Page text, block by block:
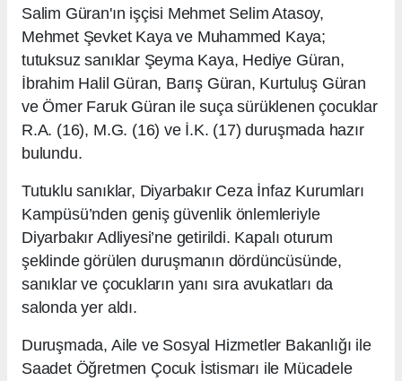
Salim Güran'ın işçisi Mehmet Selim Atasoy,
Mehmet Şevket Kaya ve Muhammed Kaya;
tutuksuz sanıklar Şeyma Kaya, Hediye Güran,
İbrahim Halil Güran, Barış Güran, Kurtuluş Güran
ve Ömer Faruk Güran ile suça sürüklenen çocuklar
R.A. (16), M.G. (16) ve İ.K. (17) duruşmada hazır
bulundu.
Tutuklu sanıklar, Diyarbakır Ceza İnfaz Kurumları
Kampüsü’nden geniş güvenlik önlemleriyle
Diyarbakır Adliyesi’ne getirildi. Kapalı oturum
şeklinde görülen duruşmanın dördüncüsünde,
sanıklar ve çocukların yanı sıra avukatları da
salonda yer aldı.
Duruşmada, Aile ve Sosyal Hizmetler Bakanlığı ile
Saadet Öğretmen Çocuk İstismarı ile Mücadele